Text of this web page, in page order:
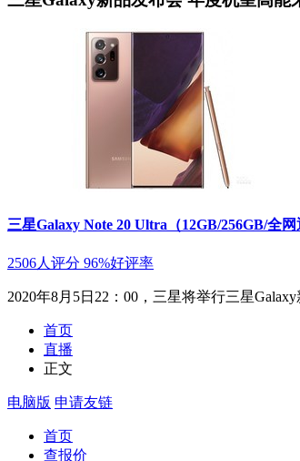
三星Galaxy Note 20 Ultra（12GB/256GB/全网
2506人评分 96%好评率
2020年8月5日22：00，三星将举行三星
首页
直播
正文
电脑版 申请友链
首页
查报价